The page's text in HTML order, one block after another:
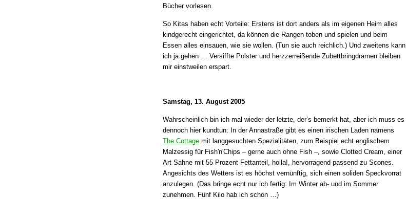
Bücher vorlesen.
So Kitas haben echt Vorteile: Erstens ist dort anders als im eigenen Heim alles
kindgerecht eingerichtet, da können die Rangen toben und spielen und beim
Essen alles einsauen, wie sie wollen. (Tun sie auch reichlich.) Und zweitens kann
ich ja gehen … Versiffte Polster und herzzerreißende Zubettbringdramen bleiben
mir einstweilen erspart.
Samstag, 13. August 2005
Wahrscheinlich bin ich mal wieder der letzte, der’s bemerkt hat, aber ich muss es
dennoch hier kundtun: In der Annastraße gibt es einen irischen Laden namens
The Cottagemit langgesuchten Spezialitäten, zum Beispiel echt englischem
Malzessig für Fish'n'Chips – gerne auch ohne Fish –, sowie Clotted Cream, einer
Art Sahne mit 55 Prozent Fettanteil, holla!, hervorragend passend zu Scones.
Angesichts des Wetters ist es höchst vernünftig, sich einen soliden Speckvorrat
anzulegen. (Das bringe echt nur ich fertig: Im Winter ab- und im Sommer
zunehmen. Fünf Kilo hab ich schon …)